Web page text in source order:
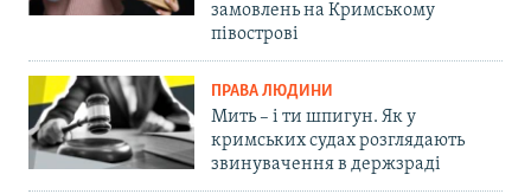
замовлень на Кримському
півострові
ПРАВА ЛЮДИНИ
Мить – і ти шпигун. Як у
кримських судах розглядають
звинувачення в держзраді